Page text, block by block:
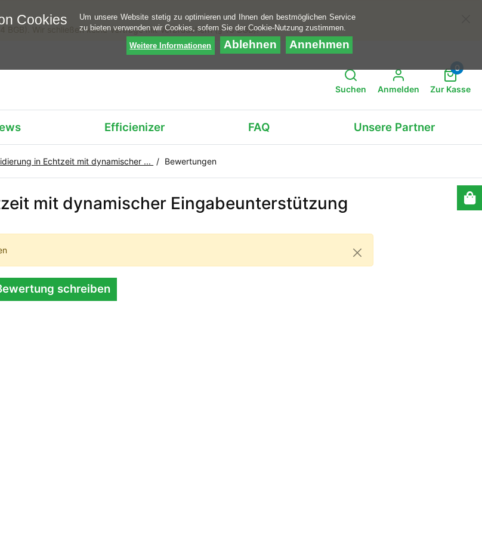
BGB). Wir schließen keine Verträge mit Verbrauchern (§ 13 BGB).
Suchen Anmelden Zur Kasse
0
Efficienizer FAQ Unsere Partner
in Echtzeit mit dynamischer ... Bewertungen
mit dynamischer Eingabeunterstützung
schreiben
Cookies
Um unsere Website stetig zu optimieren und Ihnen den bestmöglichen Service
zu bieten verwenden wir Cookies, sofern Sie der Cookie-Nutzung zustimmen.
Annehmen
Ablehnen
Weitere Informationen